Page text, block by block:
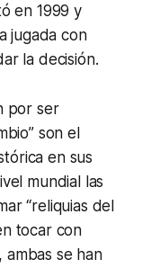
en 1999 y
jugada con
la decisión.
por ser
son el
en sus
mundial las
“reliquias del
tocar con
ambas se han